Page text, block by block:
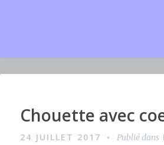
I
Chouette avec
24 JUILLET 2017 Publié dans